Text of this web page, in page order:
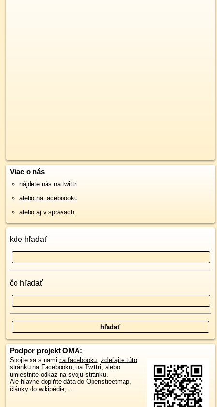
Viac o nás
nájdete nás na twittri
alebo na faceboooku
alebo aj v správach
kde hľadať
čo hľadať
Podpor projekt OMA:
Spojte sa s nami na facebooku, zdieľajte túto
stránku na Facebooku, na Twittri, alebo
umiestnite odkaz na svoju stránku.
Ale hlavne doplňte dáta do Openstreetmap,
články do wikipédie, ...